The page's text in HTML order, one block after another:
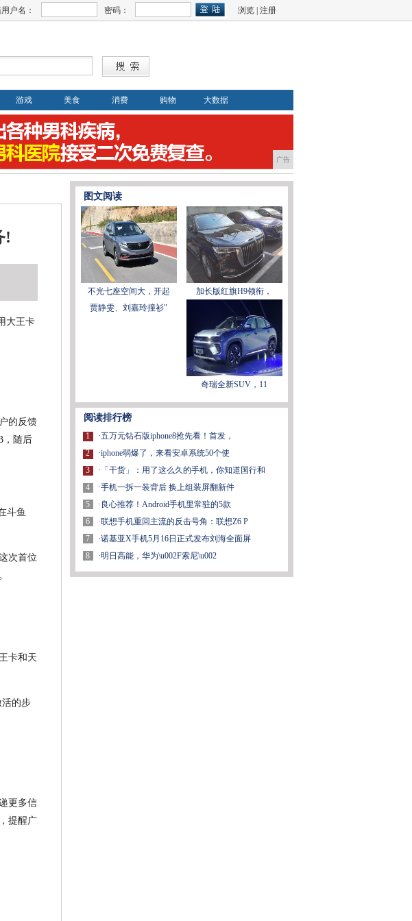
户名： 密码： 浏览 注册
游戏 美食 消费 购物 大数据
广告
!
大王卡
的反馈
，随后
斗鱼
次首位
卡和天
的步
更多信
提醒广
图文阅读
不光七座空间大，开起
加长版红旗H9领衔，
贾静雯、刘嘉玲撞衫"
奇瑞全新SUV，11
阅读排行榜
1
2
3
4
5
6
7
8
·五万元钻石版iphone8抢先看！首发，
·iphone弱爆了，来看安卓系统50个使
· 「干货」：用了这么久的手机，你知道国行和
·手机一拆一装背后 换上组装屏翻新件
· 良心推荐！Android手机里常驻的5款
·联想手机重回主流的反击号角：联想Z6 P
·诺基亚X手机5月16日正式发布刘海全面屏
·明日高能，华为\u002F索尼\u002